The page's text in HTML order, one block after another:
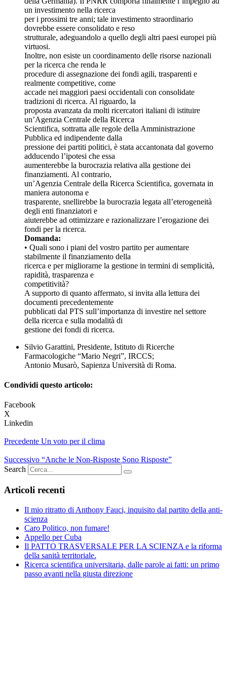
un investimento nella ricerca
per i prossimi tre anni; tale investimento straordinario
dovrebbe essere consolidato e reso
strutturale, adeguandolo a quello degli altri paesi europei più
virtuosi.
Inoltre, non esiste un coordinamento delle risorse nazionali
per la ricerca che renda le
procedure di assegnazione dei fondi agili, trasparenti e
realmente competitive, come
accade nei maggiori paesi occidentali con consolidate
tradizioni di ricerca. Al riguardo, la
proposta avanzata da molti ricercatori italiani di istituire
un’Agenzia Centrale della Ricerca
Scientifica, sottratta alle regole della Amministrazione
Pubblica ed indipendente dalla
pressione dei partiti politici, è stata accantonata dal governo
adducendo l’ipotesi che essa
aumenterebbe la burocrazia relativa alla gestione dei
finanziamenti. Al contrario,
un’Agenzia Centrale della Ricerca Scientifica, governata in
maniera autonoma e
trasparente, snellirebbe la burocrazia legata all’eterogeneità
degli enti finanziatori e
aiuterebbe ad ottimizzare e razionalizzare l’erogazione dei
fondi per la ricerca.
Domanda:
• Quali sono i piani del vostro partito per aumentare
stabilmente il finanziamento della
ricerca e per migliorarne la gestione in termini di semplicità,
rapidità, trasparenza e
competitività?
A supporto di quanto affermato, si invita alla lettura dei
documenti precedentemente
pubblicati dal PTS sull’importanza di investire nel settore
della ricerca e sulla modalità di
gestione dei fondi di ricerca.
Silvio Garattini, Presidente, Istituto di Ricerche
Farmacologiche “Mario Negri”, IRCCS;
Antonio Musarò, Sapienza Università di Roma.
Condividi questo articolo:
Facebook
X
Linkedin
Precedente Un voto per il clima
Successivo “Anche le Non-Risposte Sono Risposte”
Search
Articoli recenti
Il mio ritratto di Anthony Fauci, inquisito dal partito della anti-
scienza
Caro Politico, non fumare!
Appello per Cuba
Il PATTO TRASVERSALE PER LA SCIENZA e la riforma
della sanità territoriale.
Ricerca scientifica universitaria, dalle parole ai fatti: un primo
passo avanti nella giusta direzione